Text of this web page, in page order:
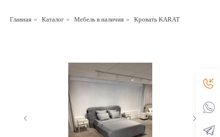
Главная » Каталог » Мебель в наличия » Кровать KARAT